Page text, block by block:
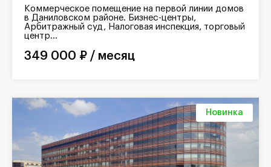
Коммерческое помещение на первой линии домов
в Даниловском районе. Бизнес-центры,
Арбитражный суд, Налоговая инспекция, торговый
центр...
349 000 ₽ / месяц
Новинка